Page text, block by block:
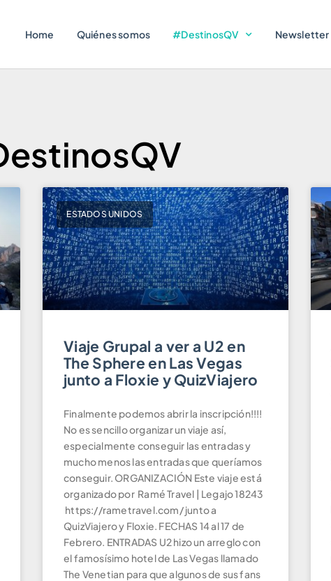
Home Quiénes somos #DestinosQV Newsletter
ESTADOS UNIDOS
Viaje Grupal a ver a U2 en
The Sphere en Las Vegas
junto a Floxie y QuizViajero
Finalmente podemos abrir la inscripción!!!!
No es sencillo organizar un viaje así,
especialmente conseguir las entradas y
mucho menos las entradas que queríamos
conseguir. ORGANIZACIÓN Este viaje está
organizado por Ramé Travel | Legajo 18243
https://rametravel.com/ junto a
QuizViajero y Floxie. FECHAS 14 al 17 de
Febrero. ENTRADAS U2 hizo un arreglo con
el famosísimo hotel de Las Vegas llamado
The Venetian para que algunos de sus fans